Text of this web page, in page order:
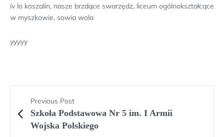
iv lo koszalin, nasze brzdące swarzędz, liceum ogólnokształcące
w myszkowie, sowia wola
yyyyy
Previous Post
Szkoła Podstawowa Nr 5 im. I Armii
Wojska Polskiego